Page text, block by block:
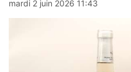
mardi 2 juin 2026 11:43